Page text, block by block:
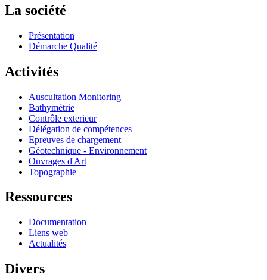
La société
Présentation
Démarche Qualité
Activités
Auscultation Monitoring
Bathymétrie
Contrôle exterieur
Délégation de compétences
Epreuves de chargement
Géotechnique - Environnement
Ouvrages d'Art
Topographie
Ressources
Documentation
Liens web
Actualités
Divers